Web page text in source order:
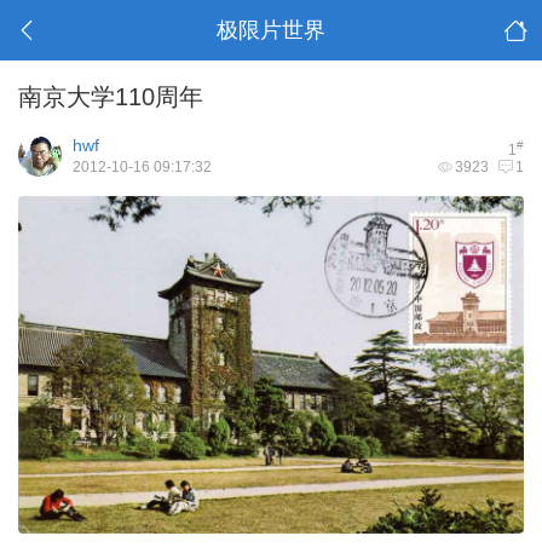
极限片世界
南京大学110周年
1#
hwf
3923 1
2012-10-16 09:17:32